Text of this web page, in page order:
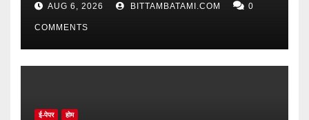
AUG 6, 2026 BITTAMBATAMI.COM 0
COMMENTS
ई-पेपर होम